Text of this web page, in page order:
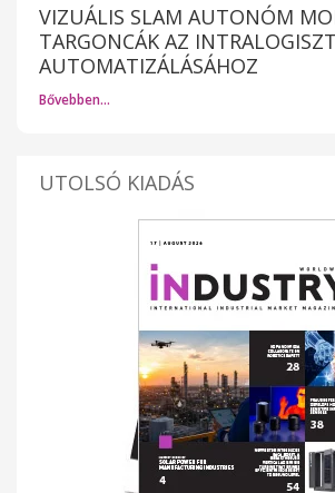
VIZUÁLIS SLAM AUTONÓM
TARGONCÁK AZ
AUTOMATIZÁLÁSÁHOZ
Bővebben…
UTOLSÓ KIADÁS